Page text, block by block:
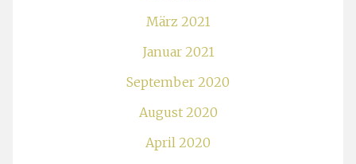
März 2021
Januar 2021
September 2020
August 2020
April 2020